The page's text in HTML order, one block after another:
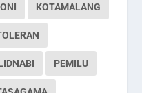
KOTAMALANG
PEMILU